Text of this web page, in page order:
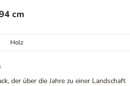
cm
Holz
der über die Jahre zu einer Landschaft